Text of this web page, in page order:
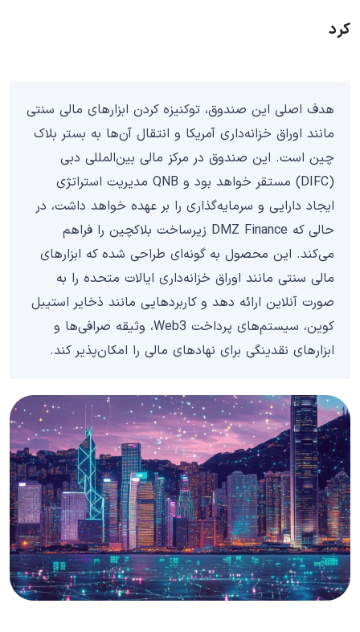
کرد
هدف اصلی این صندوق، توکنیزه کردن ابزارهای مالی سنتی
مانند اوراق خزانه‌داری آمریکا و انتقال آن‌ها به بستر بلاک
چین است. این صندوق در مرکز مالی بین‌المللی دبی
(DIFC) مستقر خواهد بود و QNB مدیریت استراتژی
ایجاد دارایی و سرمایه‌گذاری را بر عهده خواهد داشت، در
حالی که DMZ Finance زیرساخت بلاکچین را فراهم
می‌کند. این محصول به گونه‌ای طراحی شده که ابزارهای
مالی سنتی مانند اوراق خزانه‌داری ایالات متحده را به
صورت آنلاین ارائه دهد و کاربردهایی مانند ذخایر استیبل
کوین، سیستم‌های پرداخت Web3، وثیقه صرافی‌ها و
ابزارهای نقدینگی برای نهادهای مالی را امکان‌پذیر کند.